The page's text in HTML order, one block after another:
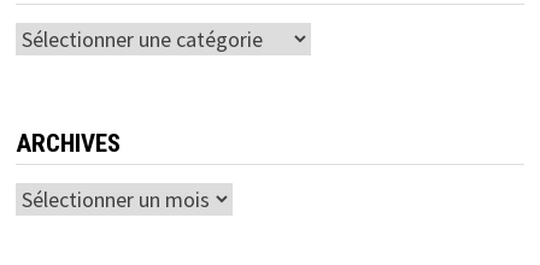
Catégories
ARCHIVES
Archives